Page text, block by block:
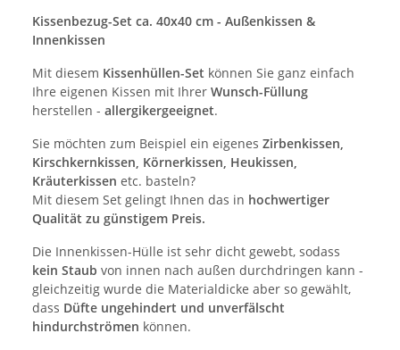
Kissenbezug-Set ca. 40x40 cm - Außenkissen &
Innenkissen
Mit diesem Kissenhüllen-Set können Sie ganz einfach
Ihre eigenen Kissen mit Ihrer Wunsch-Füllung
herstellen - allergikergeeignet.
Sie möchten zum Beispiel ein eigenes Zirbenkissen,
Kirschkernkissen, Körnerkissen, Heukissen,
Kräuterkissen etc. basteln?
Mit diesem Set gelingt Ihnen das in hochwertiger
Qualität zu günstigem Preis.
Die Innenkissen-Hülle ist sehr dicht gewebt, sodass
kein Staub von innen nach außen durchdringen kann -
gleichzeitig wurde die Materialdicke aber so gewählt,
dass Düfte ungehindert und unverfälscht
hindurchströmen können.